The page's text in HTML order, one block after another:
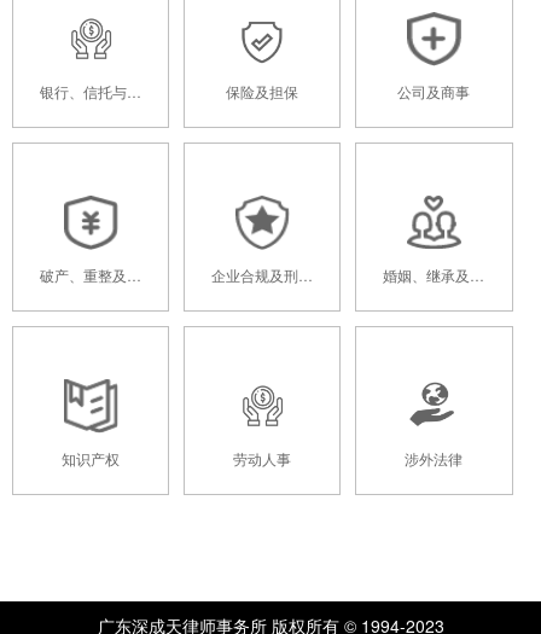
银行、信托与供
保险及担保 公司及商事
破产、重整及清
企业合规及刑事
婚姻、继承及家
知识产权 劳动人事 涉外法律
广东深成天律师事务所 版权所有 © 1994-2023